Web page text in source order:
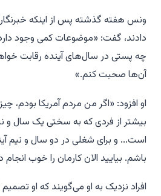
ونس هفته گذشته پس از اینکه
دادند، گفت: «موضوعات کمی وجود دارد
چه پستی در سال‌های آینده رقابت
آن‌ها صحبت کنم.»
او افزود: «اگر من مردم آمریکا
بیشتر از فردی که به سختی یک سال و
است... و برای شغلی در دو سال و نیم
باشم. بیایید الان کارمان را خوب
افراد نزدیک به او می‌گویند که او